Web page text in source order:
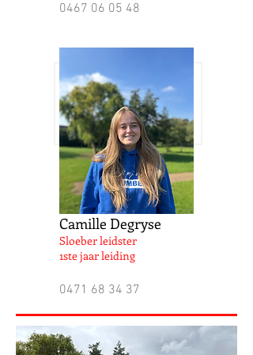
0467 06 05 48
Camille Degryse
Sloeber leidster
1ste jaar leiding
0471 68 34 37